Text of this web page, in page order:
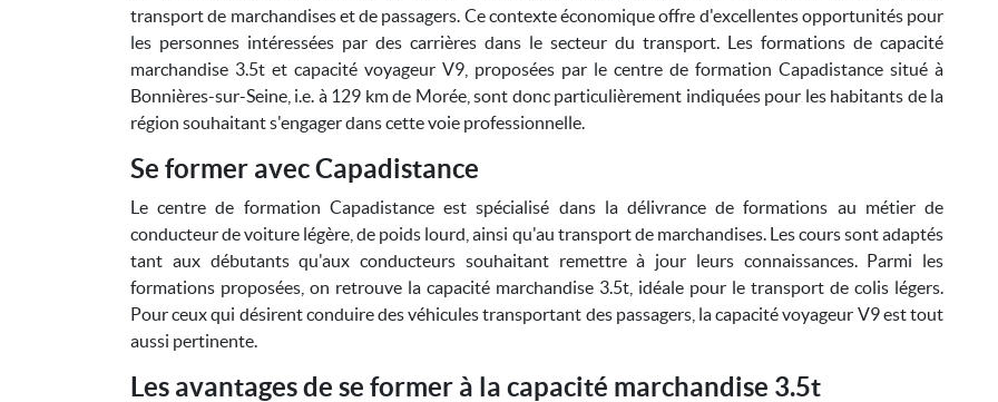
transport de marchandises et de passagers. Ce contexte économique offre d'excellentes opportunités pour
les personnes intéressées par des carrières dans le secteur du transport. Les formations de capacité
marchandise 3.5t et capacité voyageur V9, proposées par le centre de formation Capadistance situé à
Bonnières-sur-Seine, i.e. à 129 km de Morée, sont donc particulièrement indiquées pour les habitants de la
région souhaitant s'engager dans cette voie professionnelle.
Se former avec Capadistance
Le centre de formation Capadistance est spécialisé dans la délivrance de formations au métier de
conducteur de voiture légère, de poids lourd, ainsi qu'au transport de marchandises. Les cours sont adaptés
tant aux débutants qu'aux conducteurs souhaitant remettre à jour leurs connaissances. Parmi les
formations proposées, on retrouve la capacité marchandise 3.5t, idéale pour le transport de colis légers.
Pour ceux qui désirent conduire des véhicules transportant des passagers, la capacité voyageur V9 est tout
aussi pertinente.
Les avantages de se former à la capacité marchandise 3.5t